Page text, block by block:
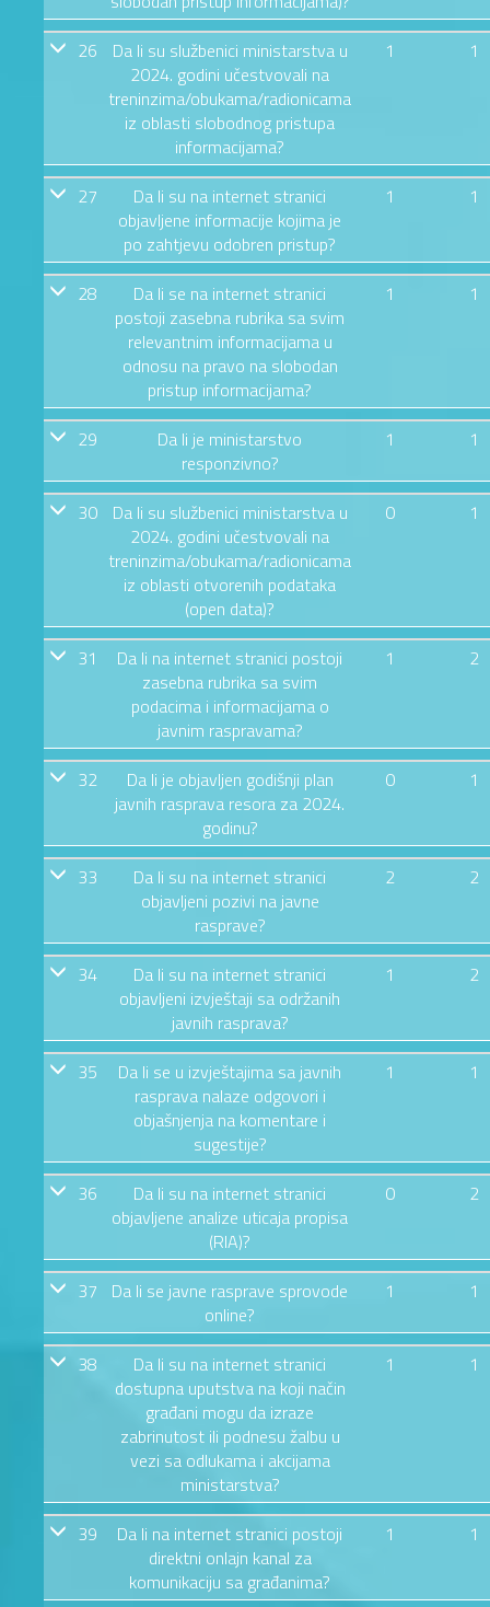
26
Da li su službenici ministarstva u
2024. godini učestvovali na
treninzima/obukama/radionicama
iz oblasti slobodnog pristupa
informacijama?
1 1
27
Da li su na internet stranici
objavljene informacije kojima je
po zahtjevu odobren pristup?
1 1
28
Da li se na internet stranici
postoji zasebna rubrika sa svim
relevantnim informacijama u
odnosu na pravo na slobodan
pristup informacijama?
1 1
29
Da li je ministarstvo
responzivno?
1 1
30
Da li su službenici ministarstva u
2024. godini učestvovali na
treninzima/obukama/radionicama
iz oblasti otvorenih podataka
(open data)?
0 1
31
Da li na internet stranici postoji
zasebna rubrika sa svim
podacima i informacijama o
javnim raspravama?
1 2
32
Da li je objavljen godišnji plan
javnih rasprava resora za 2024.
godinu?
0 1
33
Da li su na internet stranici
objavljeni pozivi na javne
rasprave?
2 2
34
Da li su na internet stranici
objavljeni izvještaji sa održanih
javnih rasprava?
1 2
35
Da li se u izvještajima sa javnih
rasprava nalaze odgovori i
objašnjenja na komentare i
sugestije?
1 1
36
Da li su na internet stranici
objavljene analize uticaja propisa
(RIA)?
0 2
37
Da li se javne rasprave sprovode
online?
1 1
38
Da li su na internet stranici
dostupna uputstva na koji način
građani mogu da izraze
zabrinutost ili podnesu žalbu u
vezi sa odlukama i akcijama
ministarstva?
1 1
39
Da li na internet stranici postoji
direktni onlajn kanal za
komunikaciju sa građanima?
1 1